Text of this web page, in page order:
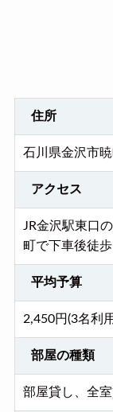
住所
石川県金沢市
アクセス
JR金沢駅東口
町で下車後徒
平均予算
2,450円(3名利
部屋の種類
部屋貸し、全